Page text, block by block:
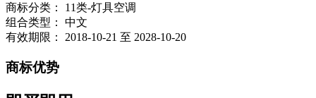
商标分类：
11类-灯具空调
组合类型：
中文
有效期限：
2018-10-21 至 2028-10-20
商标优势